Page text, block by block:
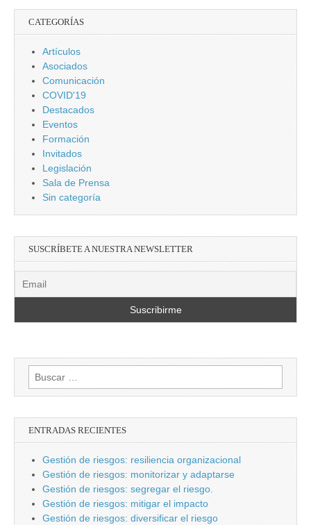
CATEGORÍAS
Artículos
Asociados
Comunicación
COVID'19
Destacados
Eventos
Formación
Invitados
Legislación
Sala de Prensa
Sin categoría
SUSCRÍBETE A NUESTRA NEWSLETTER
Buscar:
ENTRADAS RECIENTES
Gestión de riesgos: resiliencia organizacional
Gestión de riesgos: monitorizar y adaptarse
Gestión de riesgos: segregar el riesgo.
Gestión de riesgos: mitigar el impacto
Gestión de riesgos: diversificar el riesgo